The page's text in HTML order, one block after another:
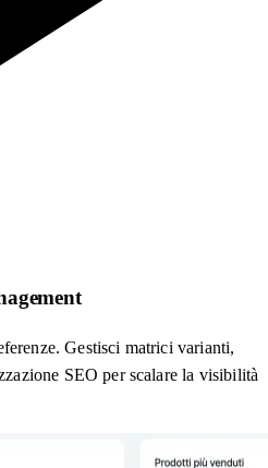
Gestisci matrici varianti,
SEO per scalare la visibilità